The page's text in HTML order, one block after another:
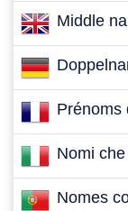
Middle
Prénoms
Nomi
Nomes